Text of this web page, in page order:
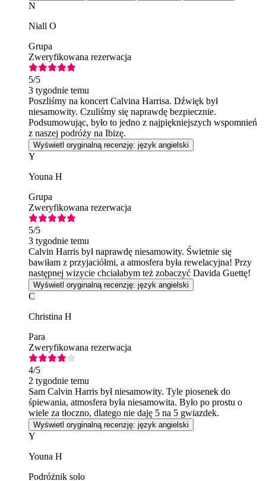
N
Niall O
Grupa
Zweryfikowana rezerwacja
5/5
3 tygodnie temu
Poszliśmy na koncert Calvina Harrisa. Dźwięk był
niesamowity. Czuliśmy się naprawdę bezpiecznie.
Podsumowując, było to jedno z najpiękniejszych wspomnień
z naszej podróży na Ibizę.
Wyświetl oryginalną recenzję: język angielski
Y
Youna H
Grupa
Zweryfikowana rezerwacja
5/5
3 tygodnie temu
Calvin Harris był naprawdę niesamowity. Świetnie się
bawiłam z przyjaciółmi, a atmosfera była rewelacyjna! Przy
następnej wizycie chciałabym też zobaczyć Davida Guettę!
Wyświetl oryginalną recenzję: język angielski
C
Christina H
Para
Zweryfikowana rezerwacja
4/5
2 tygodnie temu
Sam Calvin Harris był niesamowity. Tyle piosenek do
śpiewania, atmosfera była niesamowita. Było po prostu o
wiele za tłoczno, dlatego nie daję 5 na 5 gwiazdek.
Wyświetl oryginalną recenzję: język angielski
Y
Youna H
Podróżnik solo